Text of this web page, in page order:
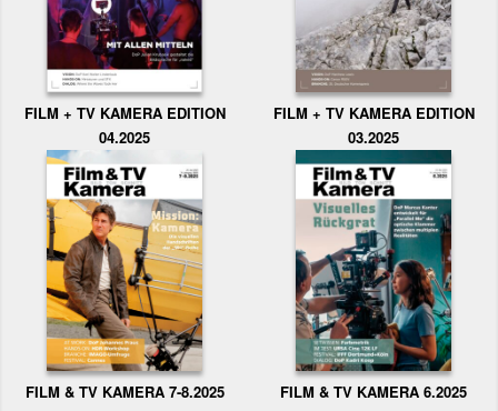
FILM + TV KAMERA EDITION
04.2025
FILM + TV KAMERA EDITION
03.2025
FILM & TV KAMERA 7-8.2025 FILM & TV KAMERA 6.2025